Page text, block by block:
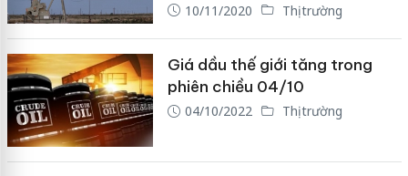
10/11/2020 Thị trường
Giá dầu thế giới tăng trong
phiên chiều 04/10
04/10/2022 Thị trường